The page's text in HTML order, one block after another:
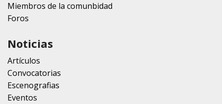
Miembros de la comunbidad
Foros
Noticias
Artículos
Convocatorias
Escenografias
Eventos